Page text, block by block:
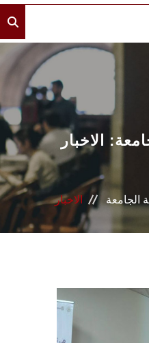
الرئيسية
عن القطاع
الأمناء المساعدون
إدرات القطاع
الاخبار
الجامعة الاخبار